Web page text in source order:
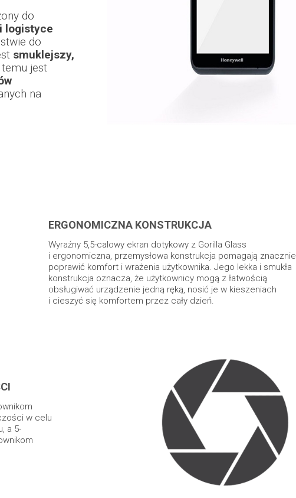
do
logistyce
do
smuklejszy,
temu jest
na
ERGONOMICZNA KONSTRUKCJA
Wyraźny 5,5-calowy ekran dotykowy z Gorilla Glass
i ergonomiczna, przemysłowa konstrukcja pomagają znacznie
poprawić komfort i wrażenia użytkownika. Jego lekka i smukła
konstrukcja oznacza, że użytkownicy mogą z łatwością
obsługiwać urządzenie jedną ręką, nosić je w kieszeniach
i cieszyć się komfortem przez cały dzień.
w celu
a 5-